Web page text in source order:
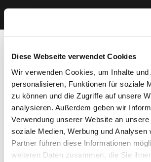
Diese Webseite verwendet Cookies
Wir verwenden Cookies, um Inhalte und
personalisieren, Funktionen für soziale
zu können und die Zugriffe auf unsere
analysieren. Außerdem geben wir
Verwendung unserer Website an
soziale Medien, Werbung und Analysen
Partner führen diese Informationen
weiteren Daten zusammen, die Sie